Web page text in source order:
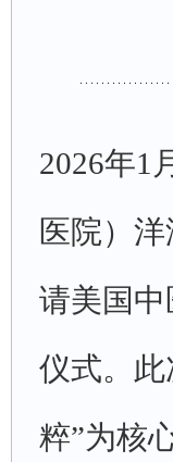
2026年1
医院）
请美国
仪式。
粹”为核